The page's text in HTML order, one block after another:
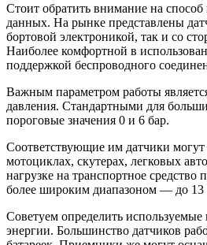
Стоит обратить внимание на
данных. На рынке представлены
бортовой электроникой, так и со
Наиболее комфортной в
поддержкой беспроводного
Важным параметром работы
давления. Стандартными для
пороговые значения 0 и 6 бар.
Соответствующие им датчики могут
мотоциклах, скутерах, легковых
нагрузке на транспортное средство
более широким диапазоном — до 13
Советуем определить используемые
энергии. Большинство датчиков